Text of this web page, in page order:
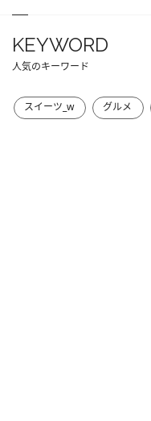
KEYWORD
人気のキーワード
スイーツ_w グルメ